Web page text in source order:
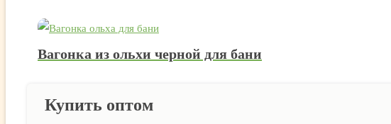
Вагонка из ольхи черной для бани
Купить оптом